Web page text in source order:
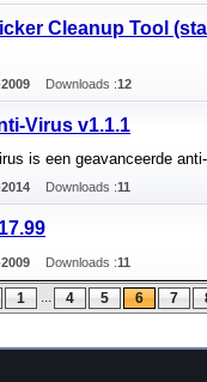
Cleanup Tool
Downloads :12
Virus v1.1.1
is een geavanceerde
Downloads :11
Downloads :11
1 ... 4 5 6 7